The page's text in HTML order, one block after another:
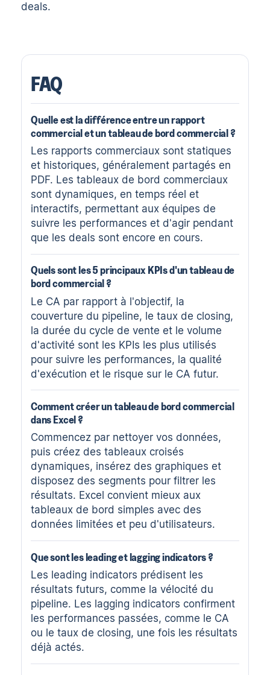
deals.
FAQ
Quelle est la différence entre un rapport
commercial et un tableau de bord commercial ?
Les rapports commerciaux sont statiques
et historiques, généralement partagés en
PDF. Les tableaux de bord commerciaux
sont dynamiques, en temps réel et
interactifs, permettant aux équipes de
suivre les performances et d'agir pendant
que les deals sont encore en cours.
Quels sont les 5 principaux KPIs d'un tableau de
bord commercial ?
Le CA par rapport à l'objectif, la
couverture du pipeline, le taux de closing,
la durée du cycle de vente et le volume
d'activité sont les KPIs les plus utilisés
pour suivre les performances, la qualité
d'exécution et le risque sur le CA futur.
Comment créer un tableau de bord commercial
dans Excel ?
Commencez par nettoyer vos données,
puis créez des tableaux croisés
dynamiques, insérez des graphiques et
disposez des segments pour filtrer les
résultats. Excel convient mieux aux
tableaux de bord simples avec des
données limitées et peu d'utilisateurs.
Que sont les leading et lagging indicators ?
Les leading indicators prédisent les
résultats futurs, comme la vélocité du
pipeline. Les lagging indicators confirment
les performances passées, comme le CA
ou le taux de closing, une fois les résultats
déjà actés.